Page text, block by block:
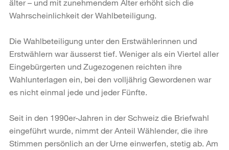
älter – und mit zunehmendem Alter erhöht sich die
Wahrscheinlichkeit der Wahlbeteiligung.
Die Wahlbeteiligung unter den Erstwählerinnen und
Erstwählern war äusserst tief. Weniger als ein Viertel aller
Eingebürgerten und Zugezogenen reichten ihre
Wahlunterlagen ein, bei den volljährig Gewordenen war
es nicht einmal jede und jeder Fünfte.
Seit in den 1990er-Jahren in der Schweiz die Briefwahl
eingeführt wurde, nimmt der Anteil Wählender, die ihre
Stimmen persönlich an der Urne einwerfen, stetig ab. Am